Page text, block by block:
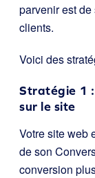
parvenir est
clients.
Voici des
Stratégie 1
sur le site
Votre site web
de son
conversion